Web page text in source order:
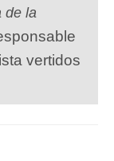
de la
vertidos